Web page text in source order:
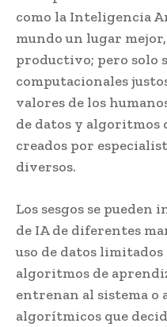
como la Inteligencia
mundo un lugar
productivo; pero solo
computacionales
valores de los
de datos y algoritmos
creados por
diversos.
Los sesgos se
de IA de diferentes
uso de datos
algoritmos de
entrenan al sistema o
algorítmicos que